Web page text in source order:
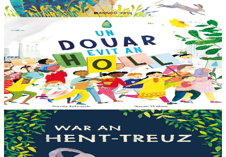
En stock13,00 €
Bannoù-heol
Like the Ocean We Rise
Notre planète est immense et magnifique, mais elle a besoin de notre
aide – elle a besoin de moi, elle a besoin de vous. Cet album illustré,
qui arrive à point...
En stock
13,00 €
3 ans et plus
Bannoù-heol
Let's all creep through crocodile creek